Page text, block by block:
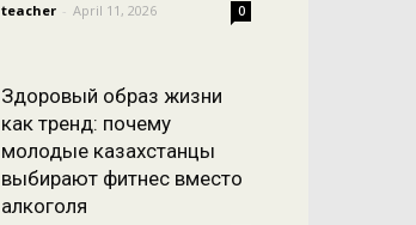
teacher - April 11, 2026 0
Здоровый образ жизни
как тренд: почему
молодые казахстанцы
выбирают фитнес вместо
алкоголя